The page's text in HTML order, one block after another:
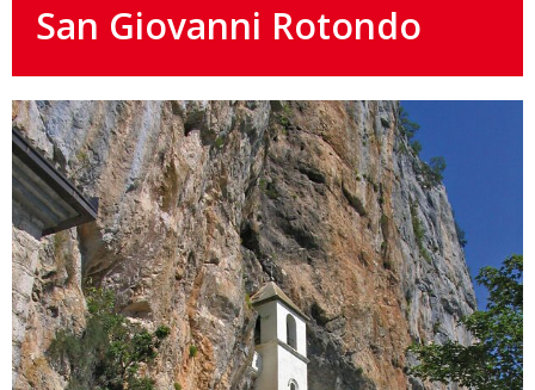
San Giovanni Rotondo